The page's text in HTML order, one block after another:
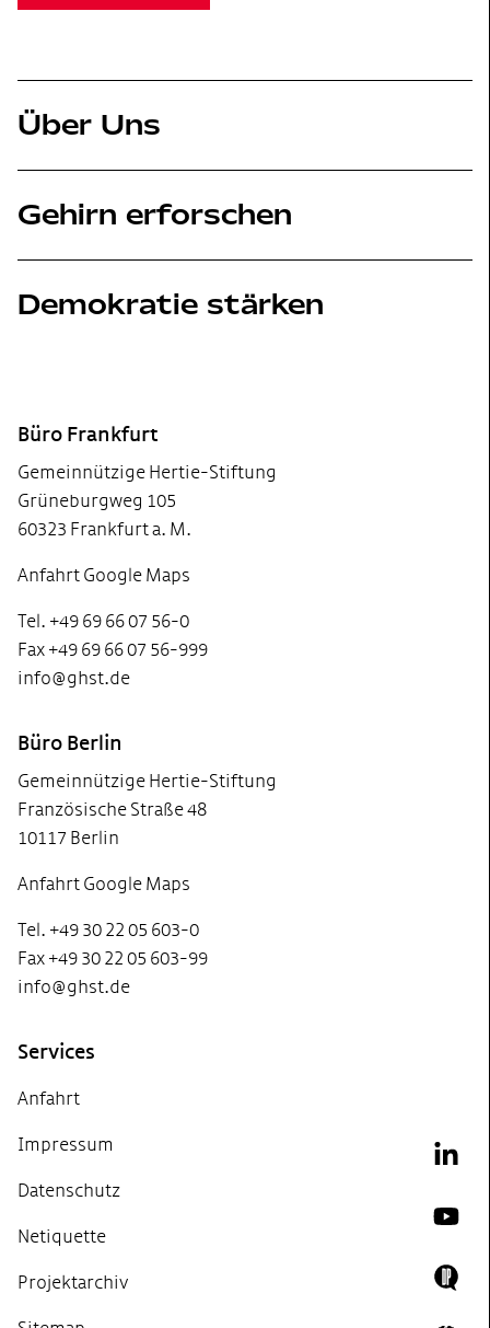
Über Uns
Gehirn erforschen
Demokratie stärken
Büro Frankfurt
Gemeinnützige Hertie-Stiftung
Grüneburgweg 105
60323 Frankfurt a. M.
Anfahrt Google Maps
Tel. +49 69 66 07 56-0
Fax +49 69 66 07 56-999
info@ghst.de
Büro Berlin
Gemeinnützige Hertie-Stiftung
Französische Straße 48
10117 Berlin
Anfahrt Google Maps
Tel. +49 30 22 05 603-0
Fax +49 30 22 05 603-99
info@ghst.de
Services
Anfahrt
Impressum
Datenschutz
Netiquette
Projektarchiv